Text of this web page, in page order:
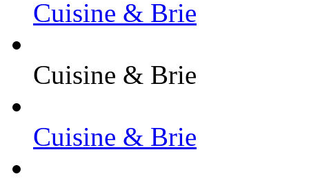
Cuisine & Brie
Cuisine & Brie
Cuisine & Brie